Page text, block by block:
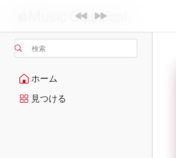
検索
ホーム
見つける